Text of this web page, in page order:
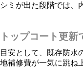
シミが出た段階では、
トップコート更
目安として、既存防水
地補修費が一気に跳ね